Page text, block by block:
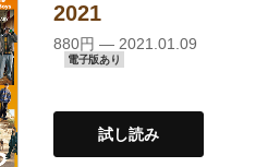
2021
880円 — 2021.01.09
電子版あり
試し読み